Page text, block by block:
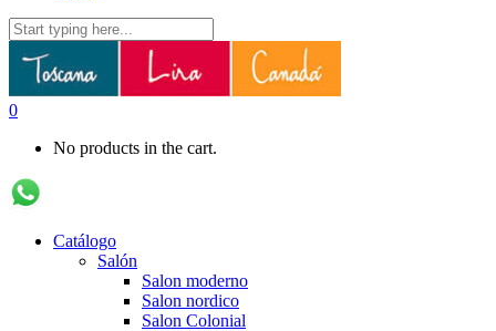
0
No products in the cart.
Catálogo
Salón
Salon moderno
Salon nordico
Salon Colonial